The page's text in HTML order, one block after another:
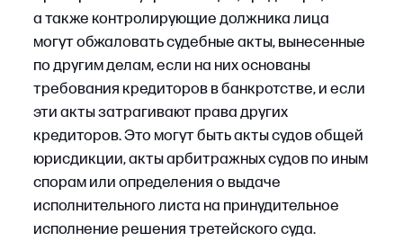
Пошаговый порядок
обжалования решения
суда
Порядок обжалования судебных актов по делу
о банкротстве предусмотренАрбитражным
процессуальным кодексом РФи специальными
(банкротстве). Независимо от вида спора
последовательность действий остается
одинаковой: необходимо определить, какой